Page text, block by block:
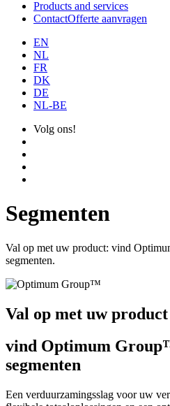
Products and services
ContactOfferte aanvragen
EN
NL
FR
DK
DE
NL-BE
Volg ons!
Segmenten
Val op met uw product: vind
segmenten.
Val op met uw product
vind Optimum
segmenten
Een verduurzamingsslag voor uw